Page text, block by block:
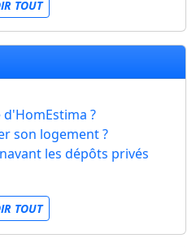
TOUT
?
son logement ?
les dépôts privés
TOUT